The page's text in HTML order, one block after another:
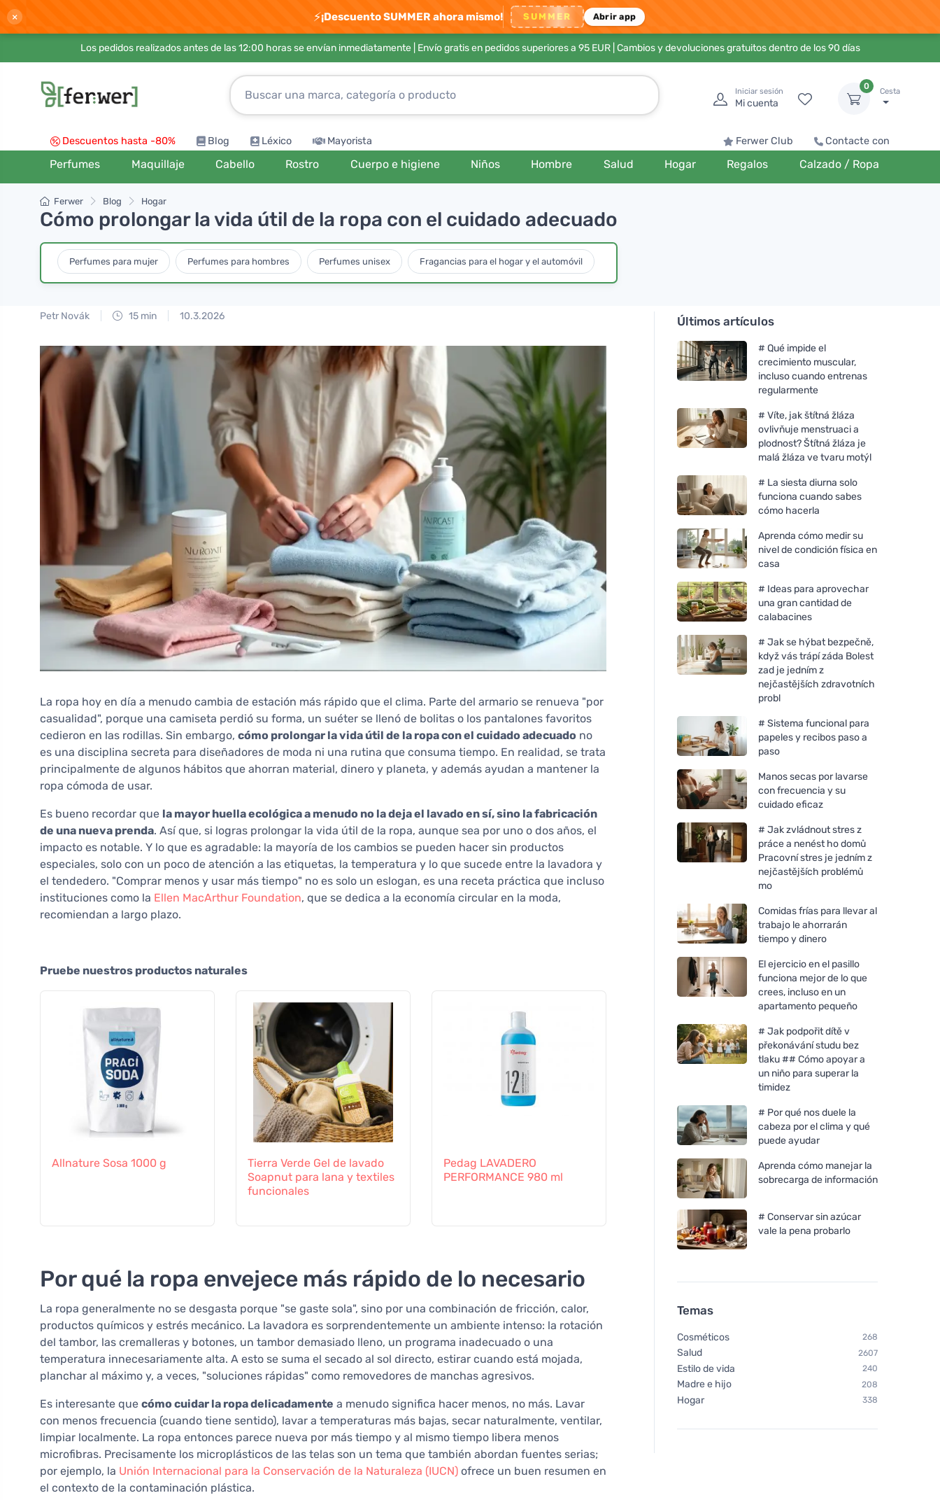
× ⚡¡Descuento SUMMER ahora mismo! SUMMER Abrir app
Los pedidos realizados antes de las 12:00 horas se envían inmediatamente | Envío gratis en pedidos superiores a 95 EUR| Cambios y devoluciones gratuitos dentro de los 90 días
Iniciar sesión
Mi cuenta
0
Cesta
Descuentos hasta -80% Blog Léxico Mayorista Ferwer Club Contacte con
Perfumes Maquillaje Cabello Rostro Cuerpo e higiene Niños Hombre Salud Hogar Regalos Calzado / Ropa
Ferwer Blog Hogar
Cómo prolongar la vida útil de la ropa con el cuidado adecuado
Perfumes para mujer Perfumes para hombres Perfumes unisex Fragancias para el hogar y el automóvil
Petr Novák 15 min 10.3.2026
La ropa hoy en día a menudo cambia de estación más rápido que el clima. Parte del armario se renueva "por
casualidad", porque una camiseta perdió su forma, un suéter se llenó de bolitas o los pantalones favoritos
cedieron en las rodillas. Sin embargo, cómo prolongar la vida útil de la ropa con el cuidado adecuado no
es una disciplina secreta para diseñadores de moda ni una rutina que consuma tiempo. En realidad, se trata
principalmente de algunos hábitos que ahorran material, dinero y planeta, y además ayudan a mantener la
ropa cómoda de usar.
Es bueno recordar que la mayor huella ecológica a menudo no la deja el lavado en sí, sino la fabricación
de una nueva prenda. Así que, si logras prolongar la vida útil de la ropa, aunque sea por uno o dos años, el
impacto es notable. Y lo que es agradable: la mayoría de los cambios se pueden hacer sin productos
especiales, solo con un poco de atención a las etiquetas, la temperatura y lo que sucede entre la lavadora y
el tendedero. "Comprar menos y usar más tiempo" no es solo un eslogan, es una receta práctica que incluso
instituciones como la Ellen MacArthur Foundation, que se dedica a la economía circular en la moda,
recomiendan a largo plazo.
Pruebe nuestros productos naturales
Allnature Sosa 1000 g
Tierra Verde Gel de lavado
Soapnut para lana y textiles
funcionales
Pedag LAVADERO
PERFORMANCE 980 ml
Jelen jabón en polvo 5 kg
Sonett Jabón en
COLOR - Sensible
Por qué la ropa envejece más rápido de lo necesario
La ropa generalmente no se desgasta porque "se gaste sola", sino por una combinación de fricción, calor,
productos químicos y estrés mecánico. La lavadora es sorprendentemente un ambiente intenso: la rotación
del tambor, las cremalleras y botones, un tambor demasiado lleno, un programa inadecuado o una
temperatura innecesariamente alta. A esto se suma el secado al sol directo, estirar cuando está mojada,
planchar al máximo y, a veces, "soluciones rápidas" como removedores de manchas agresivos.
Es interesante que cómo cuidar la ropa delicadamente a menudo significa hacer menos, no más. Lavar
con menos frecuencia (cuando tiene sentido), lavar a temperaturas más bajas, secar naturalmente, ventilar,
limpiar localmente. La ropa entonces parece nueva por más tiempo y al mismo tiempo libera menos
microfibras. Precisamente los microplásticos de las telas son un tema que también abordan fuentes serias;
por ejemplo, la Unión Internacional para la Conservación de la Naturaleza (IUCN) ofrece un buen resumen en
el contexto de la contaminación plástica.
Últimos artículos
# Qué impide el
crecimiento muscular,
incluso cuando entrenas
regularmente
# Víte, jak štítná žláza
ovlivňuje menstruaci a
plodnost? Štítná žláza je
malá žláza ve tvaru motýl
# La siesta diurna solo
funciona cuando sabes
cómo hacerla
Aprenda cómo medir su
nivel de condición física en
casa
# Ideas para aprovechar
una gran cantidad de
calabacines
# Jak se hýbat bezpečně,
když vás trápí záda Bolest
zad je jedním z
nejčastějších zdravotních
probl
# Sistema funcional para
papeles y recibos paso a
paso
Manos secas por lavarse
con frecuencia y su
cuidado eficaz
# Jak zvládnout stres z
práce a nenést ho domů
Pracovní stres je jedním z
nejčastějších problémů
mo
Comidas frías para llevar al
trabajo le ahorrarán
tiempo y dinero
El ejercicio en el pasillo
funciona mejor de lo que
crees, incluso en un
apartamento pequeño
# Jak podpořit dítě v
překonávání studu bez
tlaku ## Cómo apoyar a
un niño para superar la
timidez
# Por qué nos duele la
cabeza por el clima y qué
puede ayudar
Aprenda cómo manejar la
sobrecarga de información
# Conservar sin azúcar
vale la pena probarlo
Temas
Cosméticos 268
Salud 2607
Estilo de vida 240
Madre e hijo 208
Hogar 338